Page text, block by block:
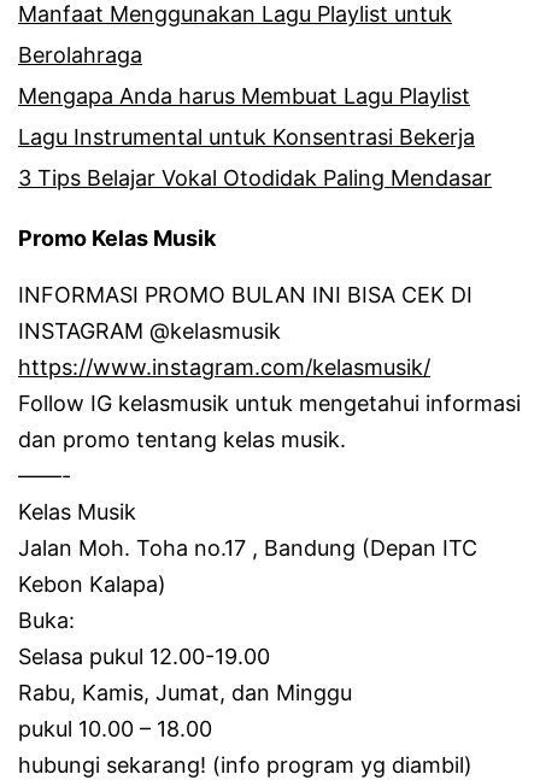
Manfaat Menggunakan Lagu Playlist untuk
Berolahraga
Mengapa Anda harus Membuat Lagu Playlist
Lagu Instrumental untuk Konsentrasi Bekerja
3 Tips Belajar Vokal Otodidak Paling Mendasar
Promo Kelas Musik
INFORMASI PROMO BULAN INI BISA CEK DI
INSTAGRAM @kelasmusik
https://www.instagram.com/kelasmusik/
Follow IG kelasmusik untuk mengetahui informasi
dan promo tentang kelas musik.
——-
Kelas Musik
Jalan Moh. Toha no.17 , Bandung (Depan ITC
Kebon Kalapa)
Buka:
Selasa pukul 12.00-19.00
Rabu, Kamis, Jumat, dan Minggu
pukul 10.00 – 18.00
hubungi sekarang! (info program yg diambil)